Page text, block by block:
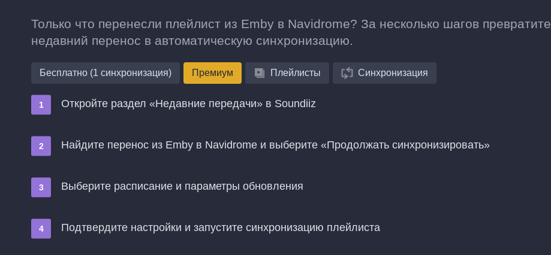
Только что перенесли плейлист из Emby в Navidrome? За несколько шагов превратите
недавний перенос в автоматическую синхронизацию.
Бесплатно (1 синхронизация) Премиум Плейлисты Синхронизация
Откройте раздел «Недавние передачи» в Soundiiz
Найдите перенос из Emby в Navidrome и выберите «Продолжать синхронизировать»
Выберите расписание и параметры обновления
Подтвердите настройки и запустите синхронизацию плейлиста